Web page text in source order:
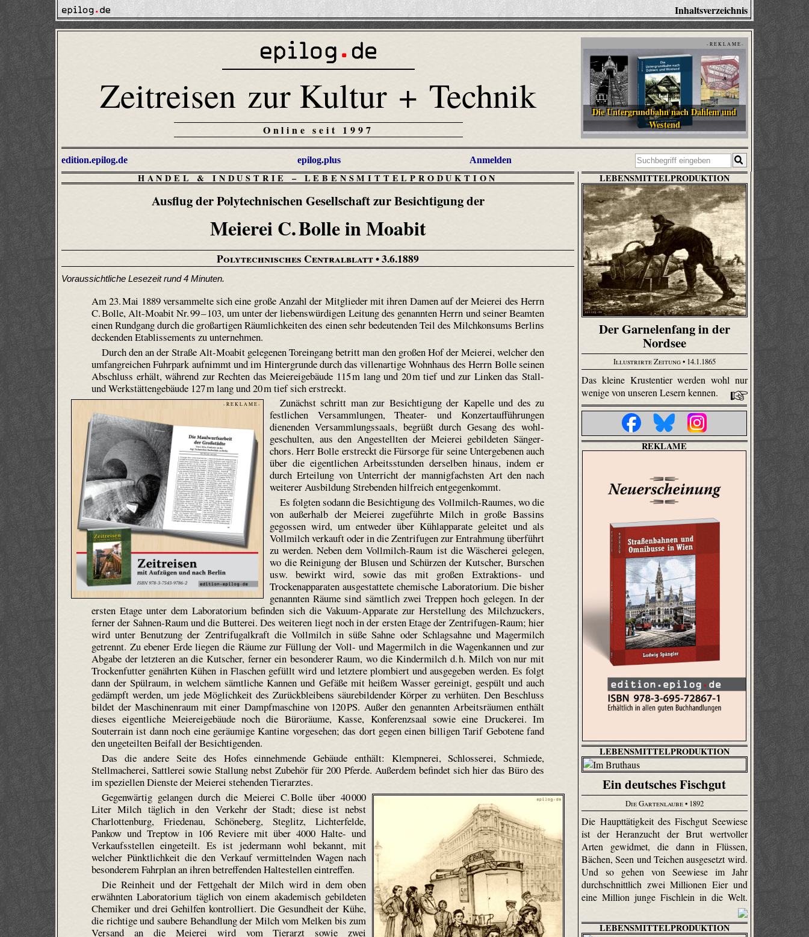
Inhaltsverzeichnis
Zeitreisen zur Kultur + Technik
Online seit 1997
- R E K L A M E -
Die Untergrundbahn nach Dahlem und
Westend
edition.epilog.de epilog.plus Anmelden
HANDEL & INDUSTRIE–LEBENSMITTELPRODUKTION
Ausflug der Polytechnischen Gesellschaft zur Besichtigung der
Meierei C. Bolle in Moabit
Polytechnisches Centralblatt• 3.6.1889
Voraussichtliche Lesezeit rund 4 Minuten.
Am 23. Mai 1889 versammelte sich eine große Anzahl der Mitglieder mit ihren Damen auf der Meierei des Herrn
C. Bolle, Alt-Moabit Nr. 99 – 103, um unter der liebenswürdigen Leitung des genannten Herrn und seiner Beamten
einen Rundgang durch die großartigen Räumlichkeiten des einen sehr bedeutenden Teil des Milchkonsums Berlins
deckenden Etablissements zu unternehmen.
Durch den an der Straße Alt-Moabit gelegenen Toreingang betritt man den großen Hof der Meierei, welcher den
umfangreichen Fuhrpark aufnimmt und im Hintergrunde durch das villenartige Wohnhaus des Herrn Bolle seinen
Abschluss erhält, während zur Rechten das Meierei­gebäude 115 m lang und 20 m tief und zur Linken das Stall-
und Werkstättengebäude 127 m lang und 20 m tief sich erstreckt.
- R E K L A M E -
Zunächst schritt man zur Besichtigung der Kapelle und des zu
festlichen Versammlungen, Theater- und Konzertaufführungen
dienenden Versammlungssaals, begrüßt durch Gesang des wohl­
geschulten, aus den Angestellten der Meierei gebildeten Sänger­
chors. Herr Bolle erstreckt die Fürsorge für seine Untergebenen auch
über die eigentlichen Arbeitsstunden derselben hinaus, indem er
durch Erteilung von Unterricht der mannigfachsten Art den nach
weiterer Ausbildung Strebenden hilfreich entgegenkommt.
Es folgten sodann die Besichtigung des Vollmilch-Raumes, wo die
von außerhalb der Meierei zugeführte Milch in große Bassins
gegossen wird, um entweder über Kühlapparate geleitet und als
Vollmilch verkauft oder in die Zentrifugen zur Entrahmung überführt
zu werden. Neben dem Vollmilch-Raum ist die Wäscherei gelegen,
wo die Reinigung der Blusen und Schürzen der Kutscher, Burschen
usw. bewirkt wird, sowie das mit großen Extraktions- und
Trockenapparaten ausgestattete chemische Laboratorium. Die bisher
genannten Räume sind sämtlich zwei Treppen hoch gelegen. In der
ersten Etage unter dem Laboratorium befinden sich die Vakuum-Apparate zur Herstellung des Milchzuckers,
ferner der Sahnen-Raum und die Butterei. Des weiteren liegt noch in der ersten Etage der Zentrifugen-Raum; hier
wird unter Benutzung der Zentrifugalkraft die Vollmilch in süße Sahne oder Schlagsahne und Magermilch
getrennt. Zu ebener Erde liegen die Räume zur Füllung der Voll- und Magermilch in die Wagenkannen und zur
Abgabe der letzteren an die Kutscher, ferner ein besonderer Raum, wo die Kindermilch d. h. Milch von nur mit
Trockenfutter genährten Kühen in Flaschen gefüllt wird und letztere plombiert und ausgegeben werden. Es folgt
dann der Spülraum, in welchem sämtliche Kannen und Gefäße mit heißem Wasser gereinigt, gespült und auch
gedämpft werden, um jede Möglichkeit des Zurückbleibens säure­bildender Körper zu verhüten. Den Beschluss
bildet der Maschinenraum mit einer Dampfmaschine von 120 PS. Außer den genannten Arbeitsräumen enthält
dieses eigentliche Meierei­gebäude noch die Büroräume, Kasse, Konferenzsaal sowie eine Druckerei. Im
Souterrain ist dann noch eine geräumige Kantine vorgesehen; das dort gegen einen billigen Tarif Gebotene fand
den ungeteilten Beifall der Besichtigenden.
Das die andere Seite des Hofes einnehmende Gebäude enthält: Klempnerei, Schlosserei, Schmiede,
Stellmacherei, Sattlerei sowie Stallung nebst Zubehör für 200 Pferde. Außerdem befindet sich hier das Büro des
im speziellen Dienste der Meierei stehenden Tierarztes.
Gegenwärtig gelangen durch die Meierei C. Bolle über 40 000
Liter Milch täglich in den Verkehr der Stadt; diese ist nebst
Charlottenburg, Friedenau, Schöneberg, Steglitz, Lichterfelde,
Pankow und Treptow in 106 Reviere mit über 4000 Halte- und
Verkaufsstellen eingeteilt. Es ist jedermann wohl bekannt, mit
welcher Pünktlichkeit die den Verkauf vermittelnden Wagen nach
besonderem Fahrplan an ihren betreffenden Haltestellen eintreffen.
Die Reinheit und der Fettgehalt der Milch wird in dem oben
erwähnten Laboratorium täglich von einem akademisch gebildeten
Chemiker und drei Gehilfen kontrolliert. Die Gesundheit der Kühe,
die richtige und saubere Behandlung der Milch vom Melken bis zum
Versand an die Meierei wird vom Tierarzt sowie zwei
LEBENSMITTELPRODUKTION
Der Garnelenfang in der
Nordsee
Illustrirte Zeitung• 14.1.1865
Das kleine Krustentier werden wohl nur
wenige von unseren Lesern kennen.
REKLAME
LEBENSMITTELPRODUKTION
Ein deutsches Fischgut
Die Gartenlaube• 1892
Die Haupttätigkeit des Fischgut Seewiese
ist der Heran­zucht der Brut wertvoller
Arten gewidmet, die dann in Flüssen,
Bächen, Seen und Teichen ausgesetzt wird.
Und so gehen von Seewiese im Jahr
durchschnittlich zwei Millionen Eier und
eine Million junge Fischlein in die Welt.
LEBENSMITTELPRODUKTION